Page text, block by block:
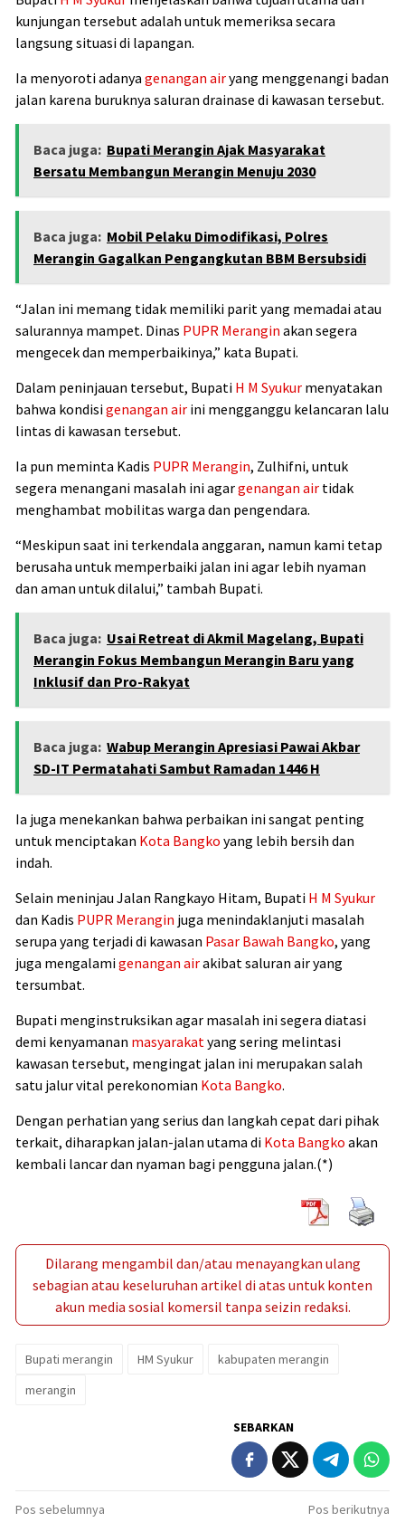
kunjungan tersebut adalah untuk memeriksa secara
langsung situasi di lapangan.
Ia menyoroti adanya genangan airyang menggenangi badan
jalan karena buruknya saluran drainase di kawasan tersebut.
Baca juga: Bupati Merangin Ajak Masyarakat
Bersatu Membangun Merangin Menuju 2030
Baca juga: Mobil Pelaku Dimodifikasi, Polres
Merangin Gagalkan Pengangkutan BBM Bersubsidi
“Jalan ini memang tidak memiliki parit yang memadai atau
salurannya mampet. Dinas PUPR Merangin akan segera
mengecek dan memperbaikinya,” kata Bupati.
Dalam peninjauan tersebut, Bupati H M Syukur menyatakan
bahwa kondisigenangan air ini mengganggu kelancaran lalu
lintas di kawasan tersebut.
Ia pun meminta Kadis PUPR Merangin, Zulhifni, untuk
segera menangani masalah ini agargenangan air tidak
menghambat mobilitas warga dan pengendara.
“Meskipun saat ini terkendala anggaran, namun kami tetap
berusaha untuk memperbaiki jalan ini agar lebih nyaman
dan aman untuk dilalui,” tambah Bupati.
Baca juga: Usai Retreat di Akmil Magelang, Bupati
Merangin Fokus Membangun Merangin Baru yang
Inklusif dan Pro-Rakyat
Baca juga: Wabup Merangin Apresiasi Pawai Akbar
SD-IT Permatahati Sambut Ramadan 1446 H
Ia juga menekankan bahwa perbaikan ini sangat penting
untuk menciptakan Kota Bangko yang lebih bersih dan
indah.
Selain meninjau Jalan Rangkayo Hitam, Bupati H M Syukur
dan Kadis PUPR Merangin juga menindaklanjuti masalah
serupa yang terjadi di kawasan Pasar Bawah Bangko, yang
juga mengalamigenangan airakibat saluran air yang
tersumbat.
Bupati menginstruksikan agar masalah ini segera diatasi
demi kenyamanan masyarakat yang sering melintasi
kawasan tersebut, mengingat jalan ini merupakan salah
satu jalur vital perekonomian Kota Bangko.
Dengan perhatian yang serius dan langkah cepat dari pihak
terkait, diharapkan jalan-jalan utama di Kota Bangko akan
kembali lancar dan nyaman bagi pengguna jalan.(*)
Dilarang mengambil dan/atau menayangkan ulang
sebagian atau keseluruhan artikel di atas untuk konten
akun media sosial komersil tanpa seizin redaksi.
Bupati merangin HM Syukur
kabupaten merangin
merangin
SEBARKAN
Navigasi
Pos sebelumnya
Pos berikutnya